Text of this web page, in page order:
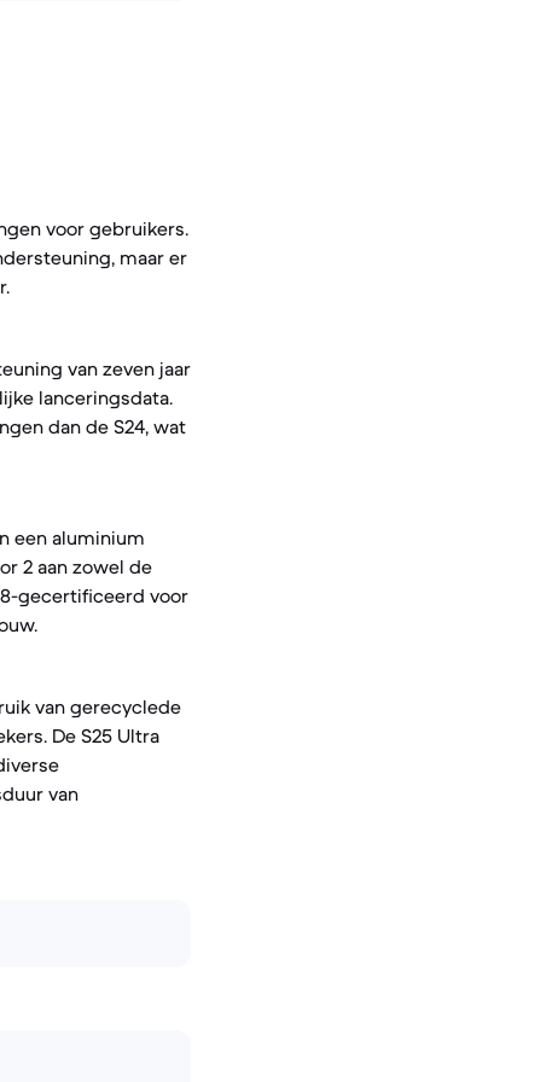
voor gebruikers.
maar er
van zeven jaar
lanceringsdata.
dan de S24, wat
een aluminium
2 aan zowel de
gecertificeerd voor
van gerecyclede
De S25 Ultra
van